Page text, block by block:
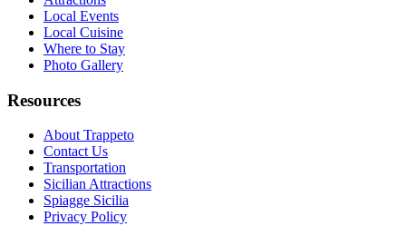
Local Events
Local Cuisine
Where to Stay
Photo Gallery
Resources
About Trappeto
Contact Us
Transportation
Sicilian Attractions
Spiagge Sicilia
Privacy Policy